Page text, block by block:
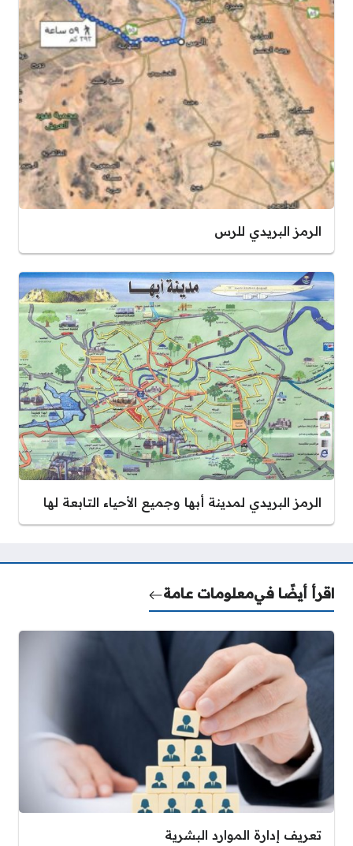
الرمز البريدي للرس
الرمز البريدي لمدينة أبها وجميع الأحياء التابعة لها
اقرأ أيضًا فيمعلومات عامة
تعريف إدارة الموارد البشرية